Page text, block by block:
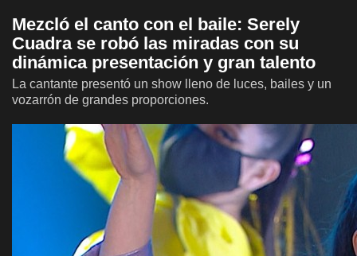
Mezcló el canto con el baile: Serely
Cuadra se robó las miradas con su
dinámica presentación y gran talento
La cantante presentó un show lleno de luces, bailes y un
vozarrón de grandes proporciones.